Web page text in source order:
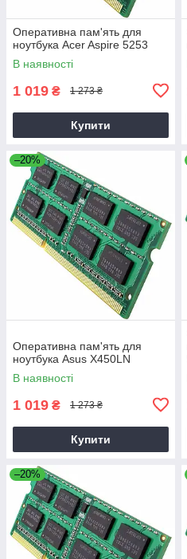
Оперативна пам'ять для
ноутбука Acer Aspire 5253
В наявності
1 019 ₴ 1 273 ₴
Купити
–20%
Оперативна пам'ять для
ноутбука Asus X450LN
В наявності
1 019 ₴ 1 273 ₴
Купити
–20%